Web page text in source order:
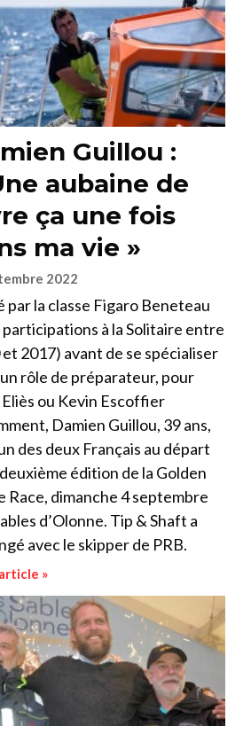
Guillou :
aubaine de
ça une fois
ma vie »
2022
par la classe Figaro Beneteau
participations à la Solitaire entre
2017) avant de se spécialiser
rôle de préparateur, pour
Eliès ou Kevin Escoffier
Damien Guillou, 39 ans,
des deux Français au départ
édition de la Golden
Race, dimanche 4 septembre
d’Olonne. Tip & Shaft a
avec le skipper de PRB.
»